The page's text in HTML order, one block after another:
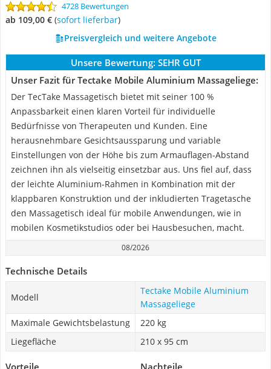
4728 Bewertungen
ab 109,00 € ( Sofort lieferbar)
Preisvergleich und weitere Angebote
Unsere Bewertung: SEHR GUT
Unser Fazit für Tectake Mobile Aluminium Massageliege:
Der TecTake Massagetisch bietet mit seiner 100 %
Anpassbarkeit einen klaren Vorteil für individuelle
Bedürfnisse von Therapeuten und Kunden. Eine
herausnehmbare Gesichtsaussparung und variable
Einstellungen von der Höhe bis zum Armauflagen-Abstand
zeichnen ihn als vielseitig einsetzbar aus. Uns fiel auf, dass
der leichte Aluminium-Rahmen in Kombination mit der
klappbaren Konstruktion und der inkludierten Tragetasche
den Massagetisch ideal für mobile Anwendungen, wie in
mobilen Kosmetikstudios oder bei Hausbesuchen, macht.
08/2026
Technische Details
Modell
Tectake Mobile Aluminium
Massageliege
Maximale Gewichtsbelastung
220 kg
Liegefläche
210 x 95 cm
Vorteile Nachteile